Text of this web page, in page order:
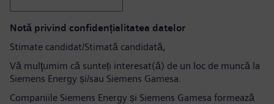
Notă privind confidențialitatea datelor
Stimate candidat/Stimată candidată,
Vă mulţumim că sunteți interesat(ă) de un loc de muncă la
Siemens Energy și/sau Siemens Gamesa.
Companiile Siemens Energy și Siemens Gamesa formează